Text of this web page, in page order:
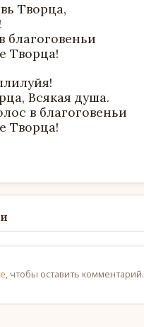
Творца,
благоговеньи
Творца!
Всякая душа.
в благоговеньи
Творца!
, чтобы оставить комментарий.